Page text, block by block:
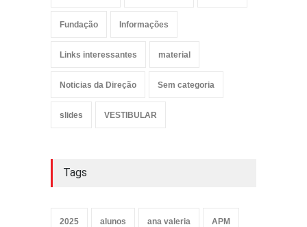
Fundação Informações
Links interessantes material
Noticias da Direção Sem categoria
slides VESTIBULAR
Tags
2025 alunos ana valeria APM